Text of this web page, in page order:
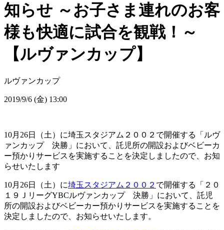
知らせ ～お子さま連れのお客
様も快適に試合を観戦！～
【ルヴァンカップ】
ルヴァンカップ
2019/9/6 (金) 13:00
10月26日（土）に埼玉スタジアム２００２で開催する「ルヴ
ァンカップ 決勝」において、託児所の開設およびベビーカ
ー預かりサービスを実施することを決定しましたので、お知
らせいたします
10月26日（土）に埼玉スタジアム２００２ で開催する「２０
１９ＪリーグYBCルヴァンカップ 決勝」において、託児
所の開設およびベビーカー預かりサービスを実施することを
決定しましたので、お知らせいたします。